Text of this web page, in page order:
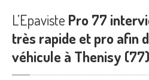
Recyclagevoiture usagée
Destructionde voiture agréé
Epaviste Gratuit
L’Epaviste Pro 77
très rapide et pro afin
véhicule à Thenisy (77)